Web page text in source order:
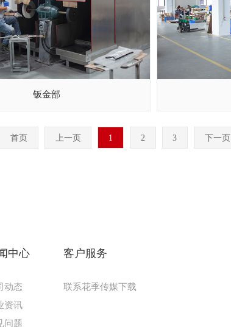
钣金部
首页 上一页 1 2 3 下一页
中心
动态
资讯
问题
客户服务
联系花季传媒下载